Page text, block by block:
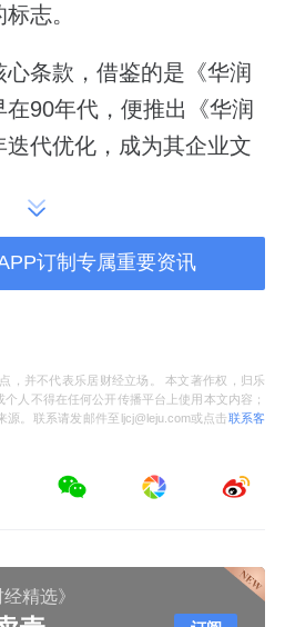
志。
心条款，借鉴的是《华润
90年代，便推出《华润
代优化，成为其企业文
履历，曾在华润物业、
等平台任职。他空降华侨
逻辑，意在给流动性承压
线之后，华侨城的反腐
有三名高管被调查。
目公司、深圳地产平台与
地域跨度从扬州到深圳再
订制专属重要资讯
，并不代表乐居财经立场。 本文著作权，归乐
人不得在任何公开传播平台上使用本文内容；
。联系请发邮件至ljcj@leju.com或点击联系客
经精选》